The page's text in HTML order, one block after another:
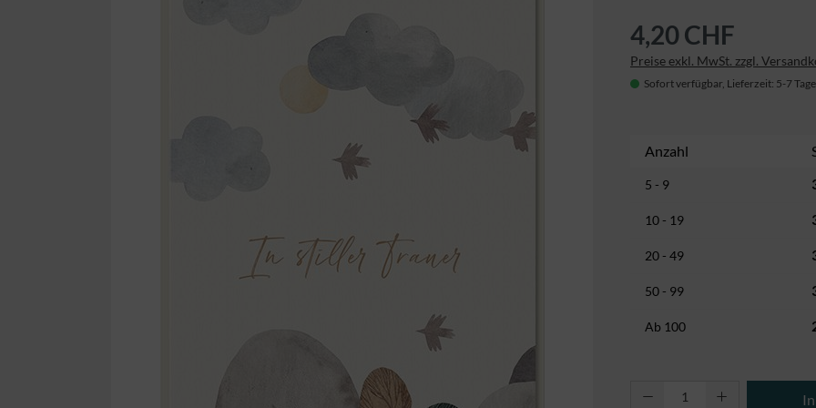
4,20 CHF
Preise exkl. MwSt. zzgl.
Sofort verfügbar, Lieferzeit: 5-7 Tage
Anzahl
5 - 9
10 - 19
20 - 49
50 - 99
Ab 100
Produkt Anzahl: